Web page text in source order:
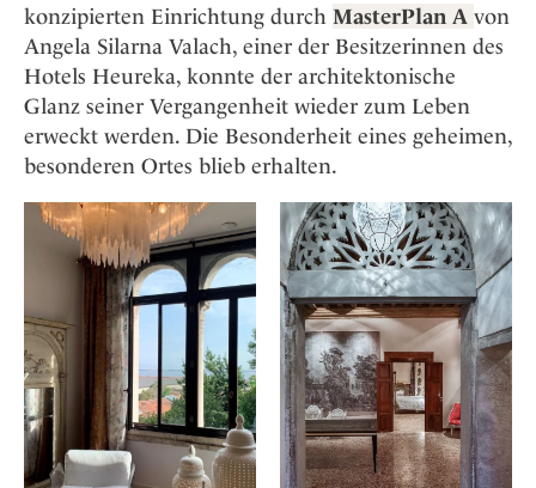
konzipierten Einrichtung durch MasterPlan A von
Angela Silarna Valach, einer der Besitzerinnen des
Hotels Heureka, konnte der architektonische
Glanz seiner Vergangenheit wieder zum Leben
erweckt werden. Die Besonderheit eines geheimen,
besonderen Ortes blieb erhalten.